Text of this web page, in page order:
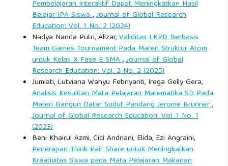
Pembelajaran Interaktif Dapat Meningkatkan Hasil
Belajar IPA Siswa,Journal of Global Research
Education: Vol. 1 No. 2 (2024)
Nadya Nanda Putri, Alizar,Validitas LKPD Berbasis
Team Games Tournament Pada Materi Struktur Atom
untuk Kelas X Fase E SMA,Journal of Global
Research Education: Vol. 2 No. 2 (2025)
Jumiati, Lutviana Wahyu Febriyanti, Irega Gelly Gera,
Analisis Kesulitan Mata Pelajaran Matematika SD Pada
Materi Bangun Datar Sudut Pandang Jerome Brunner,
Journal of Global Research Education: Vol. 1 No. 1
(2023)
Beni Khairul Azmi, Cici Andriani, Elida, Ezi Angraini,
Penerapan Think Pair Share untuk Meningkatkan
Kreativitas Siswa pada Mata Pelajaran Makanan